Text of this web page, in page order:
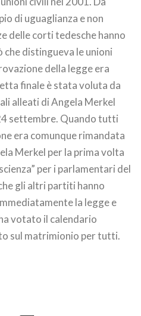
di uguaglianza e non
delle corti tedesche hanno
distingueva le unioni
della legge era
finale è stata voluta da
alleati di Angela Merkel
settembre. Quando tutti
era comunque rimandata
Merkel per la prima volta
per i parlamentari del
gli altri partiti hanno
la legge e
votato il calendario
sul matrimionio per tutti.